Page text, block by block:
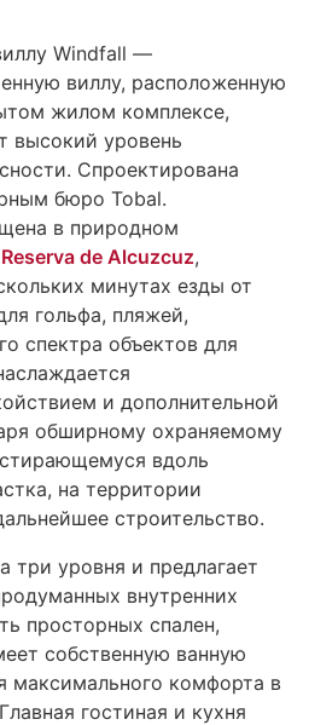
Windfall —
виллу, расположенную
жилом комплексе,
высокий уровень
Спроектирована
бюро Tobal.
в природном
de Alcuzcuz,
минутах езды от
гольфа, пляжей,
спектра объектов для
и дополнительной
обширному охраняемому
вдоль
на территории
строительство.
три уровня и предлагает
внутренних
просторных спален,
собственную ванную
максимального комфорта в
гостиная и кухня